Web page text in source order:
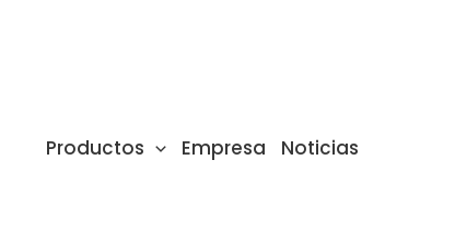
Productos Empresa Noticias